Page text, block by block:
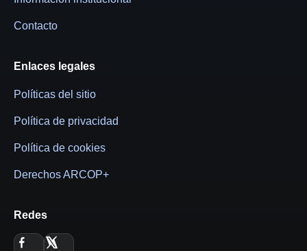
Contacto
Enlaces legales
Políticas del sitio
Política de privacidad
Política de cookies
Derechos ARCOP+
Redes